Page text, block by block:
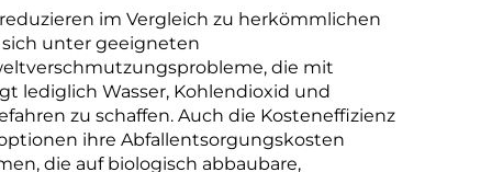
aus
im Vergleich zu herkömmlichen
unter geeigneten
die mit
lediglich Wasser, Kohlendioxid und
zu schaffen. Auch die Kosteneffizienz
ihre Abfallentsorgungskosten
die auf biologisch abbaubare,